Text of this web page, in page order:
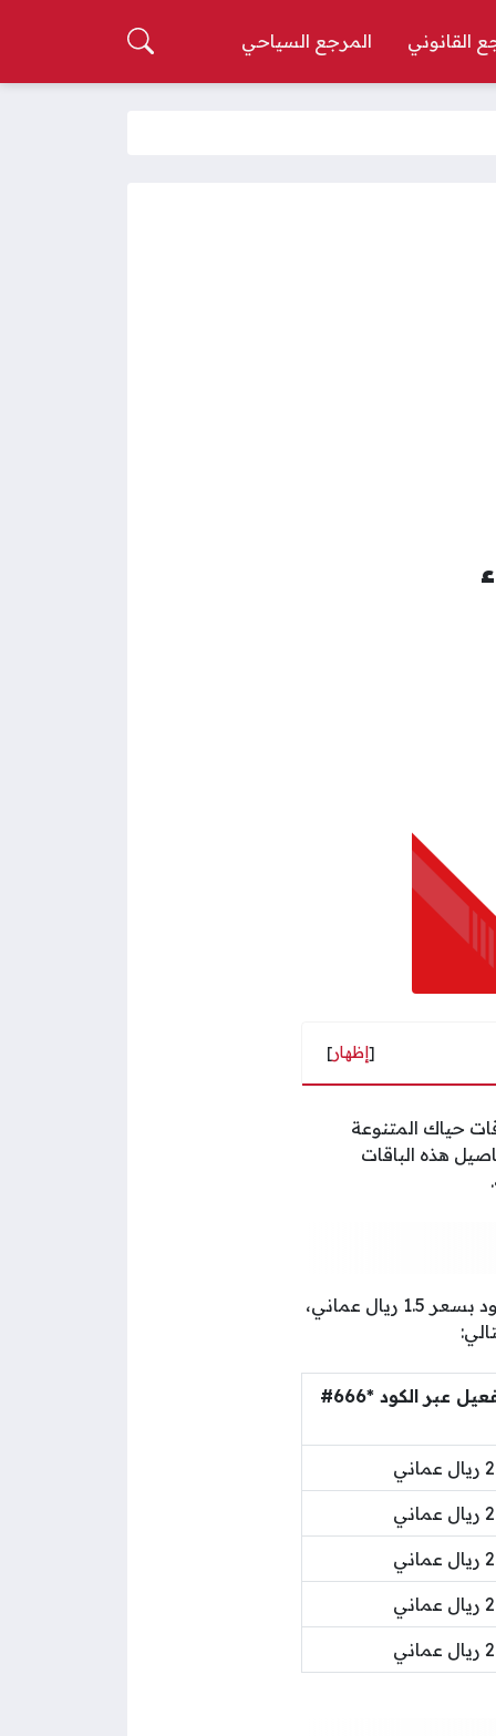
القانوني المرجع السياحي
[إظهار]
حياك المتنوعة
هذه الباقات
لا يوجد اشتراك حياك ريالين لا محدود من عمانتل، إنما هناك باقات تواصل اجتماعي لا محدود بسعر 1.5 ريال عماني،
عبر الكود *666#